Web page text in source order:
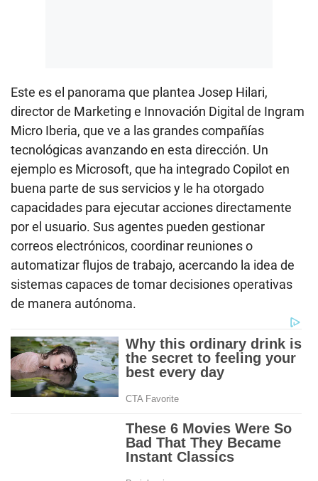
Este es el panorama que plantea Josep Hilari,
director de Marketing e Innovación Digital de Ingram
Micro Iberia, que ve a las grandes compañías
tecnológicas avanzando en esta dirección. Un
ejemplo es Microsoft, que ha integrado Copilot en
buena parte de sus servicios y le ha otorgado
capacidades para ejecutar acciones directamente
por el usuario. Sus agentes pueden gestionar
correos electrónicos, coordinar reuniones o
automatizar flujos de trabajo, acercando la idea de
sistemas capaces de tomar decisiones operativas
de manera autónoma.